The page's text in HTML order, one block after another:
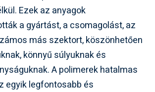
Ezek az anyagok
a gyártást, a csomagolást, az
más szektort, köszönhetően
könnyű súlyuknak és
A polimerek hatalmas
egyik legfontosabb és